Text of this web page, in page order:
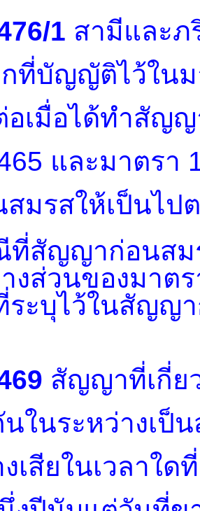
1 สามีและภ
กที่บัญญัติไว้ใน
อเมื่อได้ทำสัญ
และมาตรา
สมรสให้เป็นไ
สัญญาก่อนสมร
งส่วนของมาต
ระบุไว้ในสัญญ
สัญญาที่เกี่ย
ในระหว่างเป็
เสียในเวลาใ